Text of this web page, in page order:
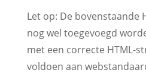
Let op: De bovenstaande
nog wel toegevoegd
met een correcte HTML-
voldoen aan